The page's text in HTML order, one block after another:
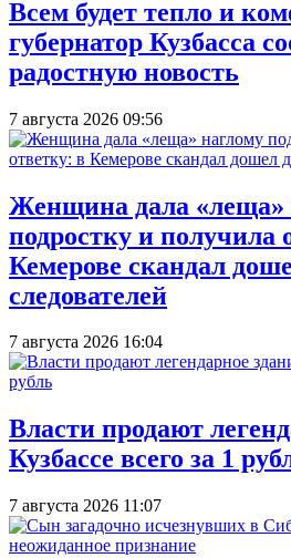
Всем будет тепло и
губернатор Кузбасса
радостную новость
7 августа 2026 09:56
Женщина дала «леща»
подростку и получила
Кемерове скандал
следователей
7 августа 2026 16:04
Власти продают
Кузбассе всего за 1
7 августа 2026 11:07